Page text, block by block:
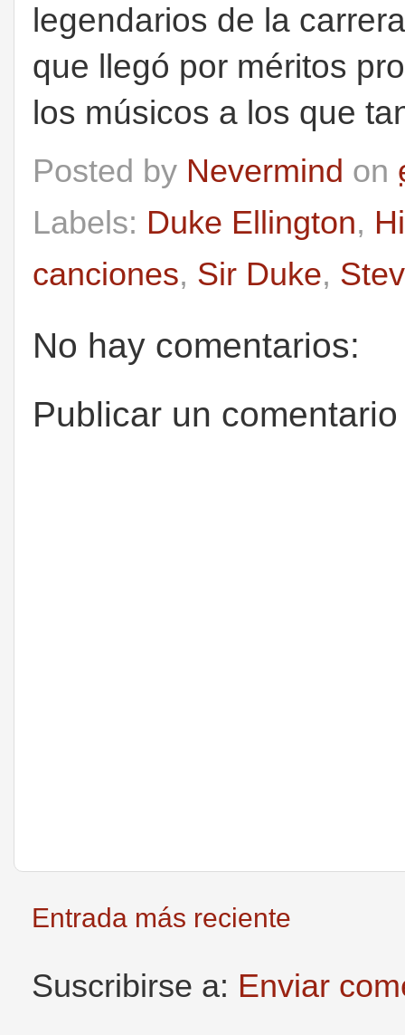
legendarios de la
que llegó por méritos
los músicos a los que
Posted by Nevermind on
Labels: Duke Ellington,
canciones, Sir Duke,
No hay comentarios:
Publicar un comentario
Entrada más reciente
Suscribirse a: Enviar